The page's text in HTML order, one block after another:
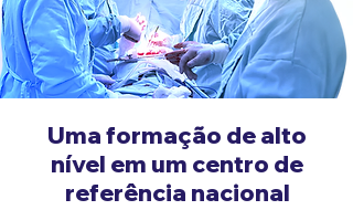
Uma formação de alto
nível em um centro de
referência nacional